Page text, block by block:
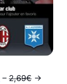
– 2,69€ ->